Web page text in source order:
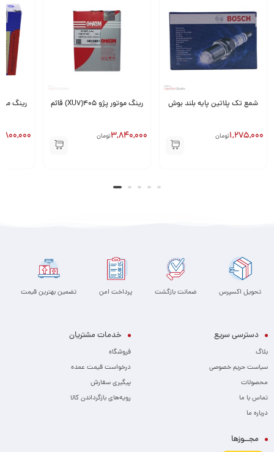
شمع تک پلاتین پایه بلند بوش
1,275,000تومان
رینگ موتور پژو 405(XU7) قائم
3,840,000تومان
تحویل اکسپرس ضمانت بازگشت پرداخت امن تضمین بهترین قیمت
دسترسی سریع
بلاگ
سیاست حریم خصوصی
محصولات
تماس با ما
درباره ما
خدمات مشتریان
فروشگاه
درخواست قیمت عمده
پیگیری سفارش
رویه‌های بازگرداندن کالا
مجــوزها